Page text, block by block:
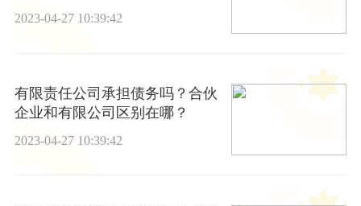
2023-04-27 10:39:42
有限责任公司承担债务吗？合伙
企业和有限公司区别在哪？
2023-04-27 10:39:42